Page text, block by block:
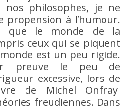
nos philosophes, je ne
propension à l’humour.
que le monde de la
ceux qui se piquent
est un peu rigide.
preuve le peu de
excessive, lors de
de Michel Onfray
freudiennes. Dans